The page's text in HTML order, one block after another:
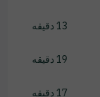
13 دقیقه
19 دقیقه
17 دقیقه